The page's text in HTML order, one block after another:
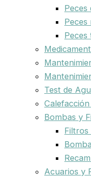
Peces
Peces
Peces
Test de
Bombas y
Filtros
Acuarios y